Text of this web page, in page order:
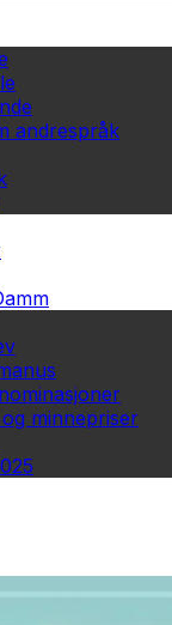
andrespråk
minnepriser